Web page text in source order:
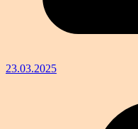
23.03.2025